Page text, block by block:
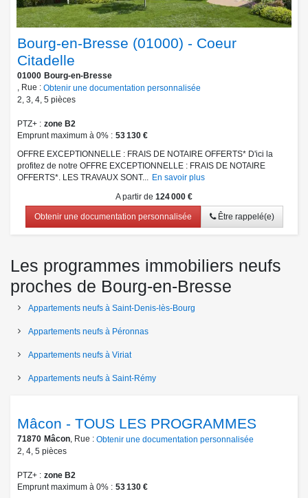
Bourg-en-Bresse (01000) - Coeur
Citadelle
01000 Bourg-en-Bresse
, Rue : Obtenir une documentation personnalisée
2 3 4 5 pièces
PTZ+
zone B2
Emprunt maximum à 0%
53 130 €
OFFRE EXCEPTIONNELLE : FRAIS DE NOTAIRE OFFERTS* D'ici la
profitez de notre OFFRE EXCEPTIONNELLE : FRAIS DE NOTAIRE
OFFERTS*. LES TRAVAUX SONT...
En savoir plus
A partir de 124 000 €
Obtenir une documentation personnalisée Être rappelé(e)
Les programmes immobiliers neufs
proches de Bourg-en-Bresse
Appartements neufs à Saint-Denis-lès-Bourg
Appartements neufs à Péronnas
Appartements neufs à Viriat
Appartements neufs à Saint-Rémy
Mâcon - TOUS LES PROGRAMMES
71870 Mâcon, Rue : Obtenir une documentation personnalisée
2, 4, 5 pièces
PTZ+
zone B2
Emprunt maximum à 0%
53 130 €